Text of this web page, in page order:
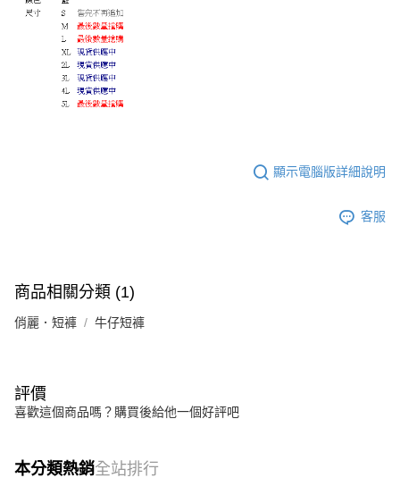
顯示電腦版詳細說明
客服
商品相關分類 (1)
俏麗．短褲 牛仔短褲
評價
喜歡這個商品嗎？購買後給他一個好評吧
本分類熱銷全站排行